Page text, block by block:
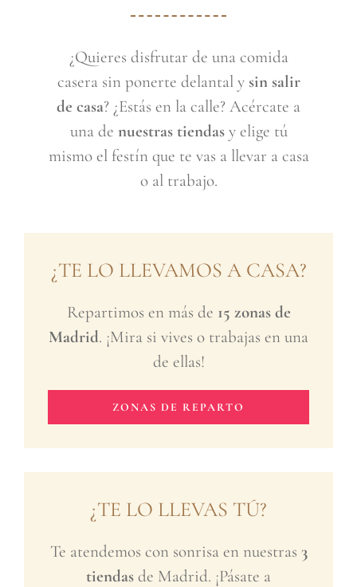
¿Quieres disfrutar de una comida
casera sin ponerte delantal y sin salir
de casa? ¿Estás en la calle? Acércate a
una de nuestras tiendasy elige tú
mismo el festín que te vas a llevar a casa
o al trabajo.
¿TE LO LLEVAMOS A CASA?
Repartimos en más de 15 zonas de
Madrid. ¡Mira si vives o trabajas en una
de ellas!
ZONAS DE REPARTO
¿TE LO LLEVAS TÚ?
Te atendemos con sonrisa en nuestras 3
tiendas de Madrid. ¡Pásate a